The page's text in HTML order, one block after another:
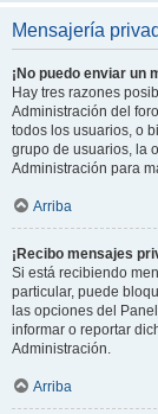
Mensajería
¡No puedo enviar un
Hay tres razones
Administración del
todos los usuarios, o
grupo de usuarios, la
Administración para
Arriba
¡Recibo mensajes
Si está recibiendo
particular, puede
las opciones del
informar o reportar
Administración.
Arriba